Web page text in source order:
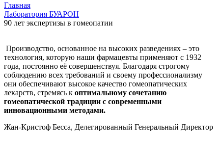
Главная
Лаборатория БУАРОН
90 лет экспертизы в гомеопатии
Производство, основанное на высоких разведениях – это
технология, которую наши фармацевты применяют с 1932
года, постоянно её совершенствуя. Благодаря строгому
соблюдению всех требований и своему профессионализму
они обеспечивают высокое качество гомеопатических
лекарств, стремясь к оптимальному сочетанию
гомеопатической традиции с современными
инновационными методами.
Жан-Кристоф Бесса, Делегированный Генеральный Директор